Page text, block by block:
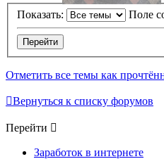
Показать: Поле
Отметить все темы как
Вернуться к списку форумов
Перейти
Заработок в интернете